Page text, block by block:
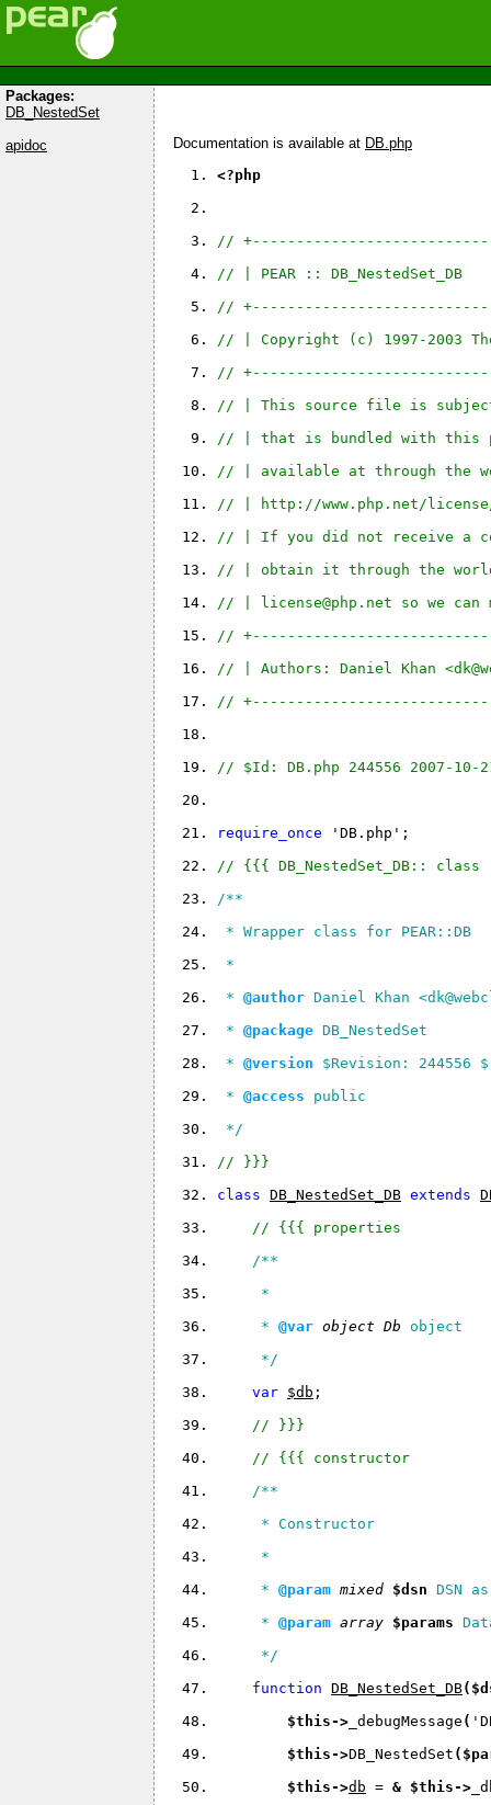
Packages:
DB_NestedSet
apidoc
Documentation is available at DB.php
<?php
//
// | PEAR :: DB_NestedSet_DB
//
// | Copyright (c) 1997-2003 The
//
// | This source file is
// | that is bundled with this
// | available at through the
// | http://www.php.net/license/
// | If you did not receive a
// | obtain it through the
// | license@php.net so we can
//
// | Authors: Daniel Khan
//
// $Id: DB.php 244556 2007-10-
require_once 'DB.php' ;
// {{{ DB_NestedSet_DB:: class
/**
* Wrapper class for PEAR::DB
*
* @author Daniel Khan
* @package DB_NestedSet
* @version $Revision: 244556 $
* @access public
*/
// }}}
class DB_NestedSet_DB extends
// {{{ properties
/**
*
* @var object Db object
*/
var $db ;
// }}}
// {{{ constructor
/**
* Constructor
*
* @param mixed $dsn DSN
* @param array $params
*/
function DB_NestedSet_DB(
$this-> _debugMessage (
$this->DB_NestedSet (
$this->db = & $this->